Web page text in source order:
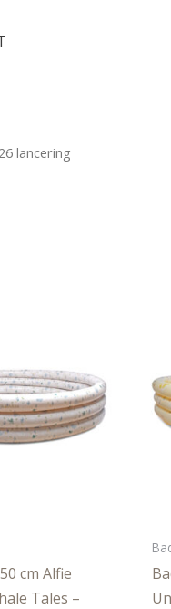
lancering
cm Alfie
Tales –